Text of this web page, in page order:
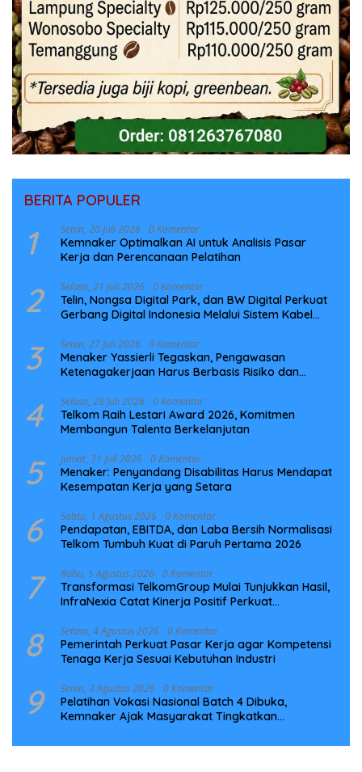
BERITA POPULER
1 Senin, 20 Juli 2026 0 Komentar
Kemnaker Optimalkan AI untuk Analisis Pasar
Kerja dan Perencanaan Pelatihan
2 Selasa, 21 Juli 2026 0 Komentar
Telin, Nongsa Digital Park, dan BW Digital Perkuat
Gerbang Digital Indonesia Melalui Sistem Kabel
3 Senin, 27 Juli 2026 0 Komentar
Menaker Yassierli Tegaskan, Pengawasan
Ketenagakerjaan Harus Berbasis Risiko dan
4 Selasa, 28 Juli 2026 0 Komentar
Telkom Raih Lestari Award 2026, Komitmen
Membangun Talenta Berkelanjutan
5 Jumat, 31 Juli 2026 0 Komentar
Menaker: Penyandang Disabilitas Harus Mendapat
Kesempatan Kerja yang Setara
6 Sabtu, 1 Agustus 2026 0 Komentar
Pendapatan, EBITDA, dan Laba Bersih Normalisasi
Telkom Tumbuh Kuat di Paruh Pertama 2026
7 Rabu, 5 Agustus 2026 0 Komentar
Transformasi TelkomGroup Mulai Tunjukkan Hasil,
InfraNexia Catat Kinerja Positif Perkuat
8 Selasa, 4 Agustus 2026 0 Komentar
Pemerintah Perkuat Pasar Kerja agar Kompetensi
Tenaga Kerja Sesuai Kebutuhan Industri
9 Senin, 3 Agustus 2026 0 Komentar
Pelatihan Vokasi Nasional Batch 4 Dibuka,
Kemnaker Ajak Masyarakat Tingkatkan